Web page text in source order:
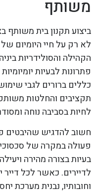
משותף
ביצוע תקנון בית משותף
לא רק על חיי היומיום
הקהילה והסולידריות
פתרונות לבעיות
כללים ברורים לגבי
תקציבים והחלטות
לחיות בסביבה נוחה
חשוב להדגיש שהיבטים
פעולה במקרה של
בעיות בצורה מהירה
לדיירים. כאשר לכל דייר
וחובותיו, נבנית מערכת